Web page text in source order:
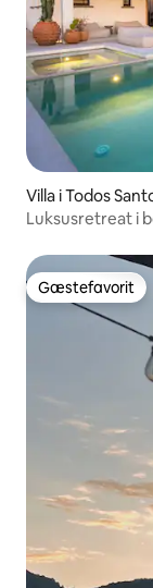
Villa i Todos
Luksusretreat i
Gæstefavorit
Gæstefavorit